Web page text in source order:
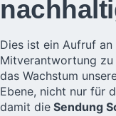
Dies ist ein Aufruf
Mitverantwortung zu
das Wachstum
Ebene, nicht nur für
damit die Sendung